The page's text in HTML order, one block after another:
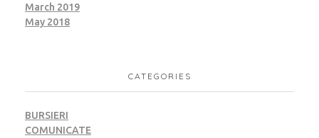
March 2019
May 2018
CATEGORIES
BURSIERI
COMUNICATE